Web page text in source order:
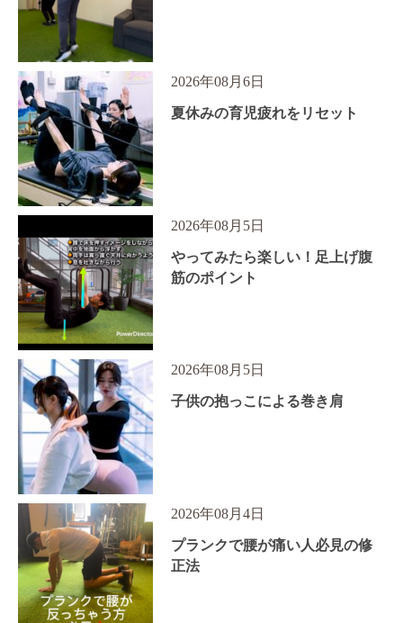
2026年08月6日
夏休みの育児疲れをリセット
2026年08月5日
やってみたら楽しい！足上げ腹
筋のポイント
2026年08月5日
子供の抱っこによる巻き肩
2026年08月4日
プランクで腰が痛い人必見の修
正法